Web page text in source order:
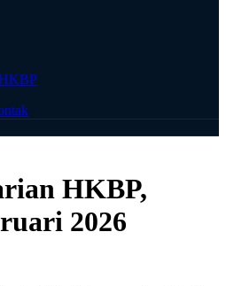
HKBP,
2026